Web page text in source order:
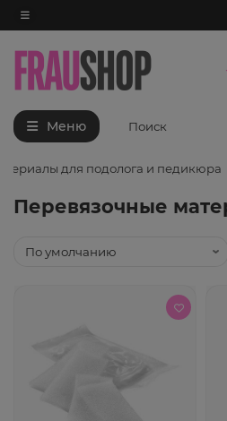
Меню
для подолога и педикюра
Перевязочные